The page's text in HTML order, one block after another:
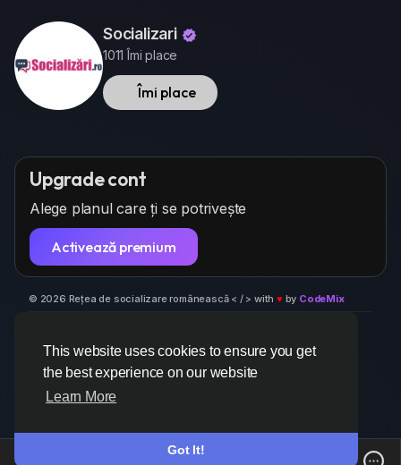
This website uses cookies to ensure you get
the best experience on our website
Learn More
Got It!
Socializari
1011 Îmi place
Îmi place
Upgrade cont
Alege planul care ți se potrivește
Activează premium
© 2026 Rețea de socializare românească < / > with♥ by CodeMix